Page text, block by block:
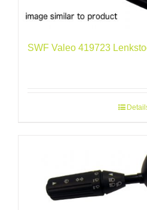
SWF Valeo 419723